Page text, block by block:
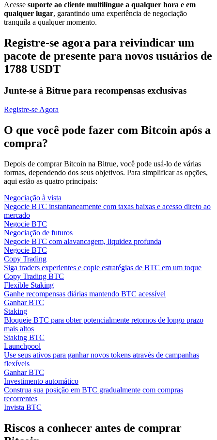
Acesse suporte ao cliente multilíngue a qualquer hora e em
qualquer lugar, garantindo uma experiência de negociação
tranquila a qualquer momento.
Registre-se agora para reivindicar um
pacote de presente para novos usuários de
1788 USDT
Junte-se à Bitrue para recompensas exclusivas
Registre-se Agora
O que você pode fazer com Bitcoin após a
compra?
Depois de comprar Bitcoin na Bitrue, você pode usá-lo de várias
formas, dependendo dos seus objetivos. Para simplificar as opções,
aqui estão as quatro principais:
Negociação à vista
Negocie BTC instantaneamente com taxas baixas e acesso direto ao
mercado
Negocie BTC
Negociação de futuros
Negocie BTC com alavancagem, liquidez profunda
Negocie BTC
Copy Trading
Siga traders experientes e copie estratégias de BTC em um toque
Copy Trading BTC
Flexible Staking
Ganhe recompensas diárias mantendo BTC acessível
Ganhar BTC
Staking
Bloqueie BTC para obter potencialmente retornos de longo prazo
mais altos
Staking BTC
Launchpool
Use seus ativos para ganhar novos tokens através de campanhas
flexíveis
Ganhar BTC
Investimento automático
Construa sua posição em BTC gradualmente com compras
recorrentes
Invista BTC
Riscos a conhecer antes de comprar